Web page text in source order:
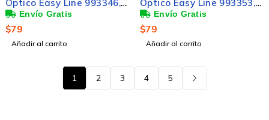
Óptico Easy Line 993346,
Alámbrico, USB, 1000DPI,
Negro
$79
Añadir al carrito
Óptico Easy Line 993353,
Alámbrico, USB, 1000DPI,
Rojo
$79
Añadir al carrito
1 2 3 4 5